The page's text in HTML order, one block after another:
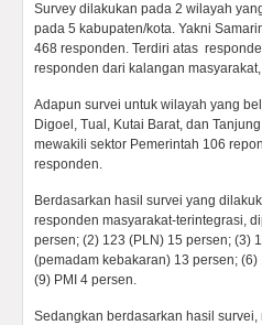
Survey dilakukan pada 2 wilayah
pada 5 kabupaten/kota. Yakni
468 responden. Terdiri atas
responden dari kalangan
Adapun survei untuk wilayah yang
Digoel, Tual, Kutai Barat, dan
mewakili sektor Pemerintah 106
responden.
Berdasarkan hasil survei yang
responden masyarakat-terintegrasi,
persen; (2) 123 (PLN) 15 persen; (3)
(pemadam kebakaran) 13 persen;
(9) PMI 4 persen.
Sedangkan berdasarkan hasil